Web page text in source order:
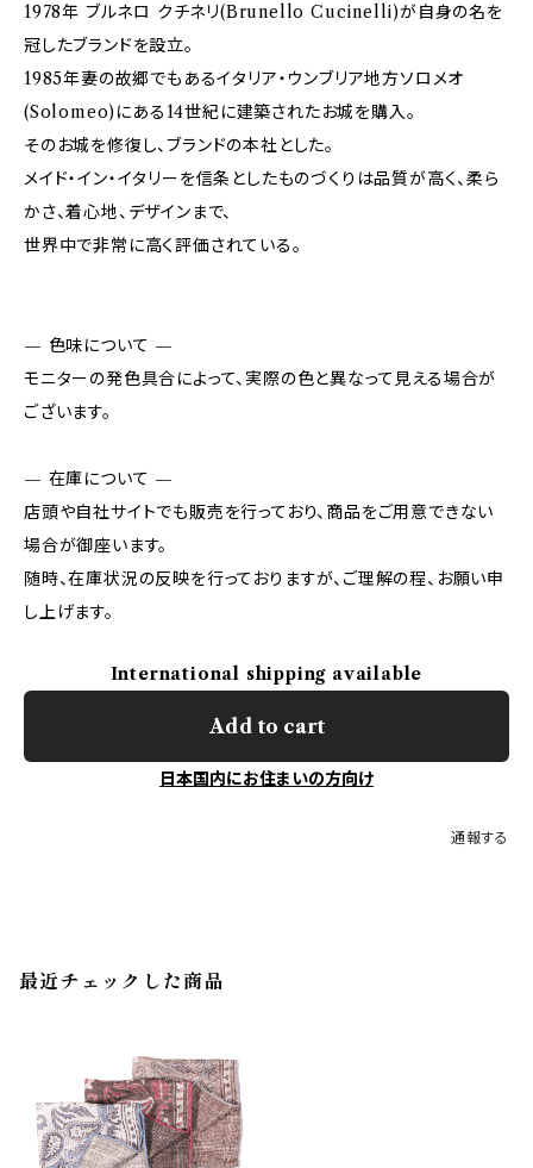
1978年 ブルネロ クチネリ(Brunello Cucinelli)が自身の名を
冠したブランドを設立。
1985年妻の故郷でもあるイタリア・ウンブリア地方ソロメオ
(Solomeo)にある14世紀に建築されたお城を購入。
そのお城を修復し、ブランドの本社とした。
メイド・イン・イタリーを信条としたものづくりは品質が高く、柔ら
かさ、着心地、デザインまで、
世界中で非常に高く評価されている。
— 色味について —
モニターの発色具合によって、実際の色と異なって見える場合が
ございます。
— 在庫について —
店頭や自社サイトでも販売を行っており、商品をご用意できない
場合が御座います。
随時、在庫状況の反映を行っておりますが、ご理解の程、お願い申
し上げます。
International shipping available
Add to cart
日本国内にお住まいの方向け
通報する
最近チェックした商品